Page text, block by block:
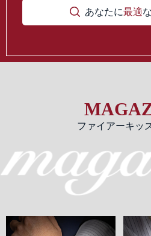
あなたに最適
ファイアーキッ